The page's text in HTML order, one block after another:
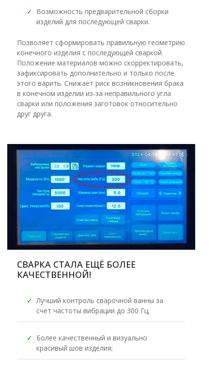
✓ Возможность предварительной сборки
изделий для последующей сварки.
Позволяет сформировать правильную геометрию
конечного изделия с последующей сваркой.
Положение материалов можно скорректировать,
зафиксировать дополнительно и только после
этого варить. Снижает риск возникновения брака
в конечном изделии из-за неправильного угла
сварки или положения заготовок относительно
друг друга.
СВАРКА СТАЛА ЕЩЁ БОЛЕЕ
КАЧЕСТВЕННОЙ!
✓ Лучший контроль сварочной ванны за
счет частоты вибрации до 300 Гц;
✓ Более качественный и визуально
красивый шов изделия;